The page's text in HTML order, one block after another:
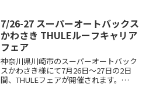
相談を承ります。THUL...
7/26-27 スーパーオートバックス
かわさき THULEルーフキャリア
フェア
神奈川県川崎市のスーパーオートバック
スかわさき様にて7月26日～27日の2日
間、THULEフェアが開催されます。